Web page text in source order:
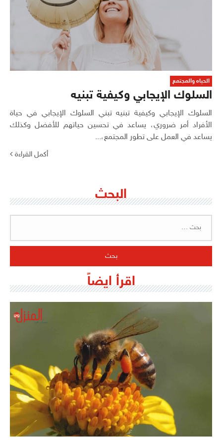
الحياه والمجتمع
السلوك الإيجابي وكيفية تبنيه
السلوك الإيجابي وكيفية تبنيه تبني السلوك الإيجابي في حياة
الأفراد أمر ضروري، يساعد في تحسين حياتهم للأفضل وكذلك
يساعد في العمل على تطور المجتمع،...
أكمل القراءة
البحث
اقرأ ايضاً